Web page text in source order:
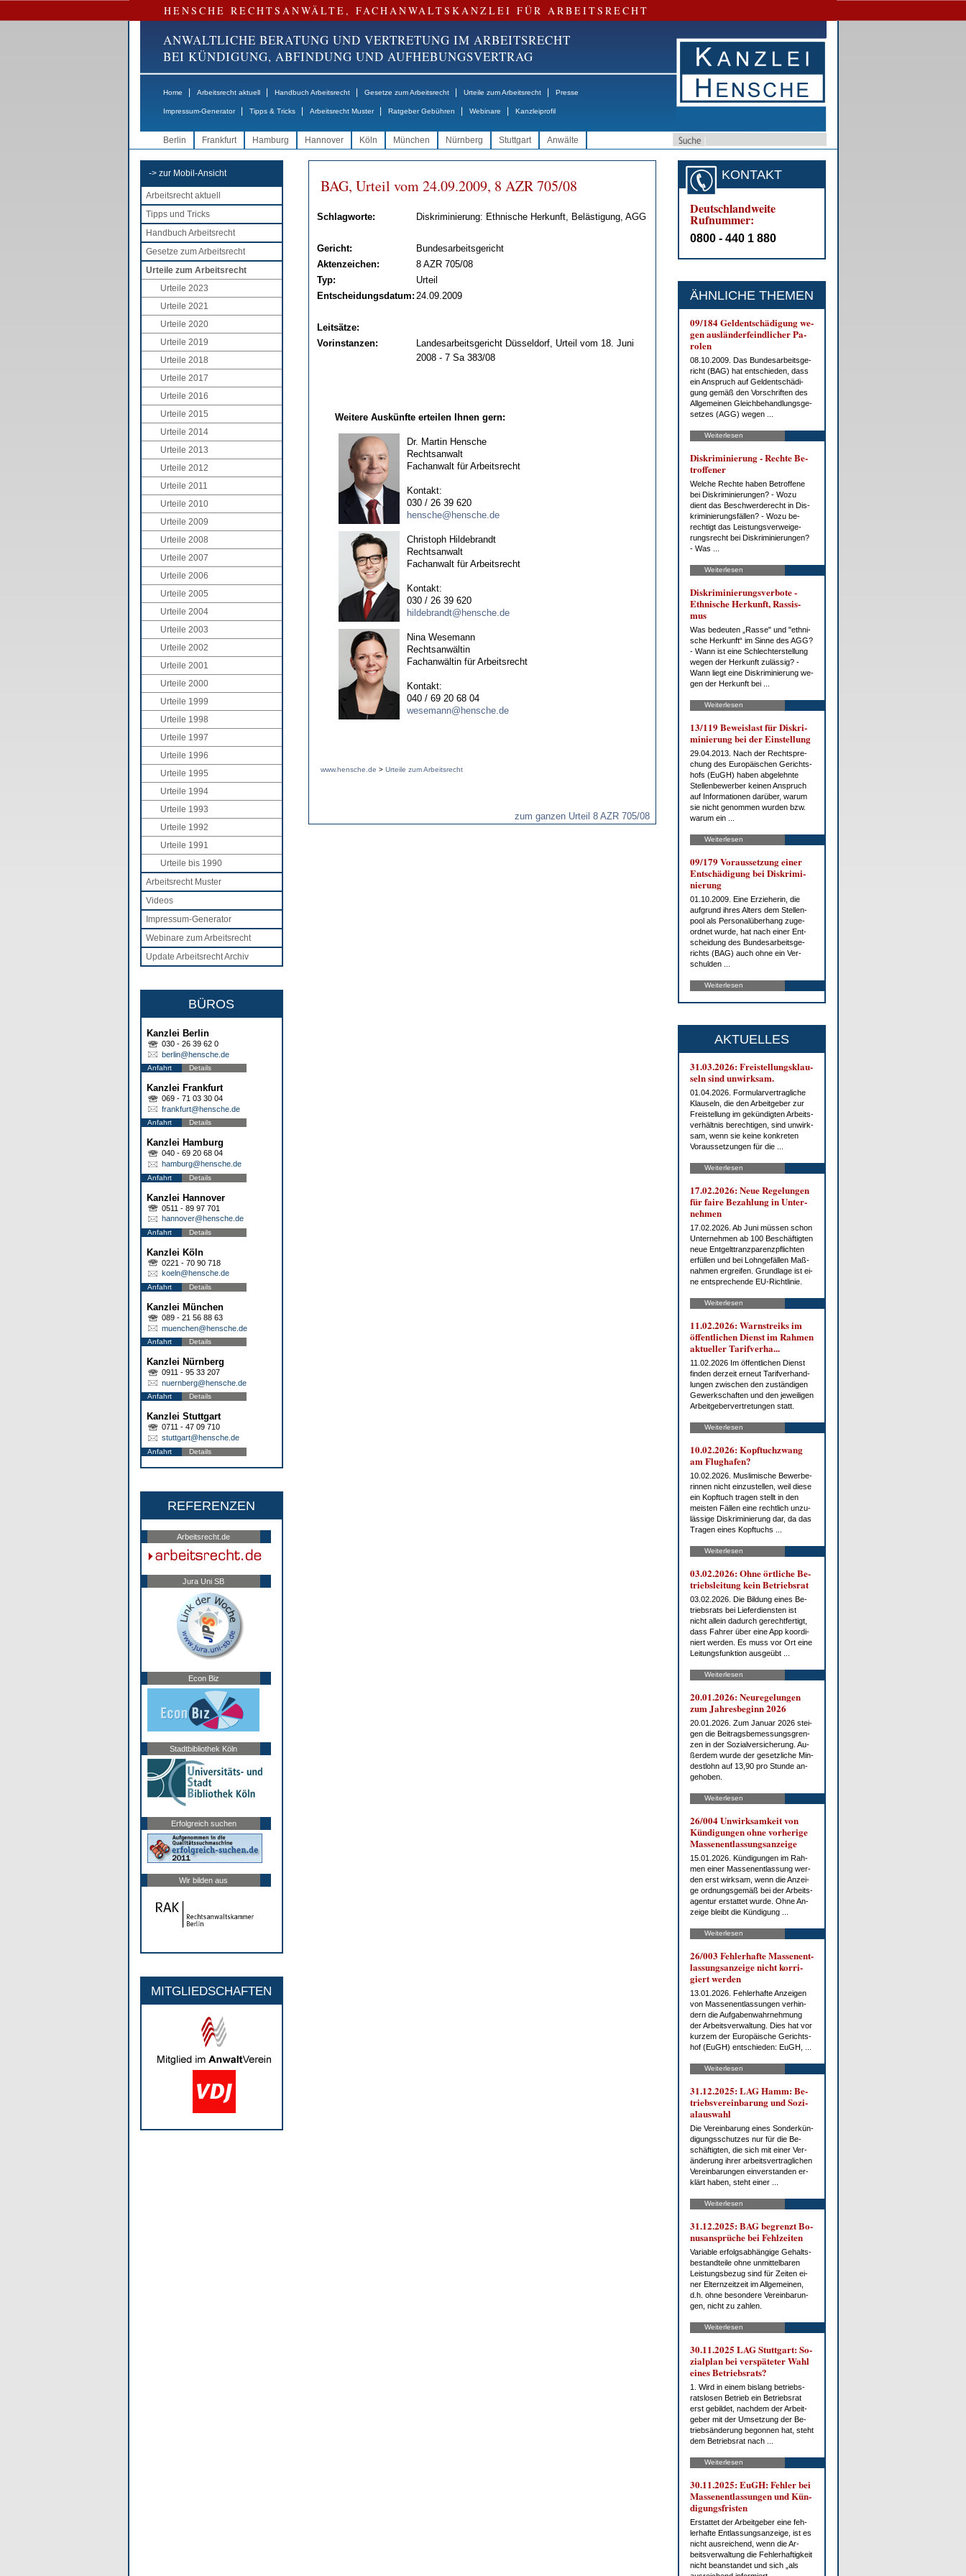
HENSCHE RECHTSANWÄLTE, FACHANWALTSKANZLEI FÜR ARBEITSRECHT
ANWALTLICHE BERATUNG UND VERTRETUNG IM ARBEITSRECHT
BEI KÜNDIGUNG, ABFINDUNG UND AUFHEBUNGSVERTRAG
Home Arbeitsrecht aktuell Handbuch Arbeitsrecht Gesetze zum Arbeitsrecht Urteile zum Arbeitsrecht Presse
Impressum-Generator Tipps & Tricks Arbeitsrecht Muster Ratgeber Gebühren Webinare Kanzleiprofil
Berlin Frankfurt Hamburg Hannover Köln München Nürnberg Stuttgart Anwälte
-> zur Mobil-Ansicht
Arbeitsrecht aktuell
Tipps und Tricks
Handbuch Arbeitsrecht
Gesetze zum Arbeitsrecht
Urteile zum Arbeitsrecht
Urteile 2023
Urteile 2021
Urteile 2020
Urteile 2019
Urteile 2018
Urteile 2017
Urteile 2016
Urteile 2015
Urteile 2014
Urteile 2013
Urteile 2012
Urteile 2011
Urteile 2010
Urteile 2009
Urteile 2008
Urteile 2007
Urteile 2006
Urteile 2005
Urteile 2004
Urteile 2003
Urteile 2002
Urteile 2001
Urteile 2000
Urteile 1999
Urteile 1998
Urteile 1997
Urteile 1996
Urteile 1995
Urteile 1994
Urteile 1993
Urteile 1992
Urteile 1991
Urteile bis 1990
Arbeitsrecht Muster
Videos
Impressum-Generator
Webinare zum Arbeitsrecht
Update Arbeitsrecht Archiv
BÜROS
Kanzlei Berlin
030 - 26 39 62 0
berlin@hensche.de
Anfahrt Details
Kanzlei Frankfurt
069 - 71 03 30 04
frankfurt@hensche.de
Anfahrt Details
Kanzlei Hamburg
040 - 69 20 68 04
hamburg@hensche.de
Anfahrt Details
Kanzlei Hannover
0511 - 89 97 701
hannover@hensche.de
Anfahrt Details
Kanzlei Köln
0221 - 70 90 718
koeln@hensche.de
Anfahrt Details
Kanzlei München
089 - 21 56 88 63
muenchen@hensche.de
Anfahrt Details
Kanzlei Nürnberg
0911 - 95 33 207
nuernberg@hensche.de
Anfahrt Details
Kanzlei Stuttgart
0711 - 47 09 710
stuttgart@hensche.de
Anfahrt Details
REFERENZEN
Arbeitsrecht.de
Jura Uni SB
Econ Biz
Stadtbibliothek Köln
Erfolgreich suchen
Wir bilden aus
MITGLIEDSCHAFTEN
BAG, Ur­teil vom 24.09.2009, 8 AZR 705/08
Schlagworte: Diskriminierung: Ethnische Herkunft, Belästigung, AGG
Gericht:
Bundesarbeitsgericht
Aktenzeichen:
8 AZR 705/08
Typ:
Urteil
Entscheidungsdatum: 24.09.2009
Leitsätze:
Vorinstanzen:
Landesarbeitsgericht Düsseldorf, Urteil vom 18. Juni
2008 - 7 Sa 383/08
Weitere Auskünfte erteilen Ihnen gern:
Dr. Martin Hensche
Rechtsanwalt
Fachanwalt für Arbeitsrecht
Kontakt:
030 / 26 39 620
hensche@hensche.de
Christoph Hildebrandt
Rechtsanwalt
Fachanwalt für Arbeitsrecht
Kontakt:
030 / 26 39 620
hildebrandt@hensche.de
Nina Wesemann
Rechtsanwältin
Fachanwältin für Arbeitsrecht
Kontakt:
040 / 69 20 68 04
wesemann@hensche.de
www.hensche.de > Urteile zum Arbeitsrecht
zum ganzen Urteil 8 AZR 705/08
KONTAKT
Deutschlandweite
Rufnummer:
0800 - 440 1 880
ÄHNLICHE THEMEN
09/184 Gel­dent­schä­di­gung we­
gen aus­län­der­feind­li­cher Pa­
ro­len
08.10.2009. Das Bun­des­ar­beits­ge­
richt (BAG) hat ent­schie­den, dass
ein An­spruch auf Gel­dent­schä­di­
gung ge­mäß den Vor­schrif­ten des
All­ge­mei­nen Gleich­be­hand­lungs­ge­
set­zes (AGG) we­gen ...
Weiterlesen
Dis­kri­mi­nie­rung - Rech­te Be­
trof­fe­ner
Wel­che Rech­te ha­ben Be­trof­fe­ne
bei Dis­kri­mi­nie­run­gen? - Wo­zu
dient das Be­schwer­de­recht in Dis­
kri­mi­nie­rungs­fäl­len? - Wo­zu be­
rech­tigt das Leis­tungs­ver­wei­ge­
rungs­recht bei Dis­kri­mi­nie­run­gen?
- Was ...
Weiterlesen
Dis­kri­mi­nie­rungs­ver­bo­te -
Eth­ni­sche Her­kunft, Ras­sis­
mus
Was be­deu­ten „Ras­se" und "eth­ni­
sche Her­kunft“ im Sin­ne des AGG?
- Wann ist ei­ne Schlech­ter­stel­lung
we­gen der Her­kunft zu­läs­sig? -
Wann liegt ei­ne Dis­kri­mi­nie­rung we­
gen der Her­kunft bei ...
Weiterlesen
13/119 Be­weis­last für Dis­kri­
mi­nie­rung bei der Ein­stel­lung
29.04.2013. Nach der Recht­spre­
chung des Eu­ro­päi­schen Ge­richts­
hofs (EuGH) ha­ben ab­ge­lehn­te
Stel­len­be­wer­ber kei­nen An­spruch
auf In­for­ma­tio­nen dar­über, war­um
sie nicht ge­nom­men wur­den bzw.
war­um ein ...
Weiterlesen
09/179 Vor­aus­set­zung ei­ner
Ent­schä­di­gung bei Dis­kri­mi­
nie­rung
01.10.2009. Ei­ne Er­zie­he­rin, die
auf­grund ih­res Al­ters dem Stel­len­
pool als Per­so­nal­über­hang zu­ge­
ord­net wur­de, hat nach ei­ner Ent­
schei­dung des Bun­des­ar­beits­ge­
richts (BAG) auch oh­ne ein Ver­
schul­den ...
Weiterlesen
AKTUELLES
31.03.2026: Frei­stel­lungs­klau­
seln sind un­wirk­sam.
01.04.2026. For­mu­lar­ver­trag­li­che
Klau­seln, die den Ar­beit­ge­ber zur
Frei­stel­lung im ge­kün­dig­ten Ar­beits­
ver­hält­nis be­rech­ti­gen, sind un­wirk­
sam, wenn sie kei­ne kon­kre­ten
Vor­aus­set­zun­gen für die ...
Weiterlesen
17.02.2026: Neue Re­ge­lun­gen
für fai­re Be­zah­lung in Un­ter­
neh­men
17.02.2026. Ab Ju­ni müs­sen schon
Un­ter­neh­men ab 100 Be­schäf­tig­ten
neue Ent­gelt­tranz­pa­renz­pflich­ten
er­fül­len und bei Lohn­ge­fäl­len Maß­
nah­men er­grei­fen. Grund­la­ge ist ei­
ne ent­spre­chen­de EU-Richt­li­nie.
Weiterlesen
11.02.2026: Warn­streiks im
öf­fent­li­chen Dienst im Rah­men
ak­tu­el­ler Ta­rif­ver­ha...
11.02.2026 Im öf­fent­li­chen Dienst
fin­den der­zeit er­neut Ta­rif­ver­hand­
lun­gen zwi­schen den zu­stän­di­gen
Ge­werk­schaf­ten und den je­wei­li­gen
Ar­beit­ge­ber­ver­tre­tun­gen statt.
Weiterlesen
10.02.2026: Kopf­tuch­zwang
am Flug­ha­fen?
10.02.2026. Mus­li­mi­sche Be­wer­be­
rin­nen nicht ein­zu­stel­len, weil die­se
ein Kopf­tuch tra­gen stellt in den
meis­ten Fäl­len ei­ne recht­lich un­zu­
läs­si­ge Dis­kri­mi­nie­rung dar, da das
Tra­gen ei­nes Kopf­tuchs ...
Weiterlesen
03.02.2026: Oh­ne ört­li­che Be­
triebs­lei­tung kein Be­triebs­rat
03.02.2026. Die Bil­dung ei­nes Be­
triebs­rats bei Lie­fer­diens­ten ist
nicht al­lein da­durch ge­recht­fer­tigt,
dass Fah­rer über ei­ne App ko­or­di­
niert wer­den. Es muss vor Ort ei­ne
Lei­tungs­funk­ti­on aus­ge­übt ...
Weiterlesen
20.01.2026: Neu­re­ge­lun­gen
zum Jah­res­be­ginn 2026
20.01.2026. Zum Ja­nu­ar 2026 stei­
gen die Bei­trags­be­mes­sungs­gren­
zen in der So­zi­al­ver­si­che­rung. Au­
ßer­dem wur­de der ge­setz­li­che Min­
dest­lohn auf 13,90 pro St­un­de an­
ge­ho­ben.
Weiterlesen
26/004 Un­wirk­sam­keit von
Kün­di­gun­gen oh­ne vor­he­ri­ge
Mas­sen­ent­las­sungs­an­zei­ge
15.01.2026. Kün­di­gun­gen im Rah­
men ei­ner Mas­sen­ent­las­sung wer­
den erst wirk­sam, wenn die An­zei­
ge ord­nungs­ge­mäß bei der Ar­beits­
agen­tur er­stat­tet wur­de. Oh­ne An­
zei­ge bleibt die Kün­di­gung ...
Weiterlesen
26/003 Feh­ler­haf­te Mas­sen­ent­
las­sungs­an­zei­ge nicht kor­ri­
giert wer­den
13.01.2026. Feh­ler­haf­te An­zei­gen
von Mas­sen­ent­las­sun­gen ver­hin­
dern die Auf­ga­ben­wahr­neh­mung
der Ar­beits­ver­wal­tung. Dies hat vor
kur­zem der Eu­ro­päi­sche Ge­richts­
hof (EuGH) ent­schie­den: EuGH, ...
Weiterlesen
31.12.2025: LAG Hamm: Be­
triebs­ver­ein­ba­rung und So­zi­
al­aus­wahl
Die Ver­ein­ba­rung ei­nes Son­der­kün­
di­gungs­schut­zes nur für die Be­
schäf­tig­ten, die sich mit ei­ner Ver­
än­de­rung ih­rer ar­beits­ver­trag­li­chen
Ver­ein­ba­run­gen ein­ver­stan­den er­
klärt ha­ben, steht ei­ner ...
Weiterlesen
31.12.2025: BAG be­grenzt Bo­
nus­an­sprü­che bei Fehl­zei­ten
Va­ria­ble er­folgs­ab­hän­gi­ge Ge­halts­
be­stand­tei­le oh­ne un­mit­tel­ba­ren
Leis­tungs­be­zug sind für Zei­ten ei­
ner El­tern­zeit­zeit im All­ge­mei­nen,
d.h. oh­ne be­son­de­re Ver­ein­ba­run­
gen, nicht zu zah­len.
Weiterlesen
30.11.2025 LAG Stutt­gart: So­
zi­al­plan bei ver­spä­te­ter Wahl
ei­nes Be­triebs­rats?
1. Wird in ei­nem bis­lang be­triebs­
rats­lo­sen Be­trieb ein Be­triebs­rat
erst ge­bil­det, nach­dem der Ar­beit­
ge­ber mit der Um­set­zung der Be­
trieb­s­än­de­rung be­gon­nen hat, steht
dem Be­triebs­rat nach ...
Weiterlesen
30.11.2025: EuGH: Feh­ler bei
Mas­sen­ent­las­sun­gen und Kün­
di­gungs­fris­ten
Er­stat­tet der Ar­beit­ge­ber ei­ne feh­
ler­haf­te Ent­las­sungs­an­zei­ge, ist es
nicht aus­rei­chend, wenn die Ar­
beits­ver­wal­tung die Feh­ler­haf­tig­keit
nicht be­an­stan­det und sich „als